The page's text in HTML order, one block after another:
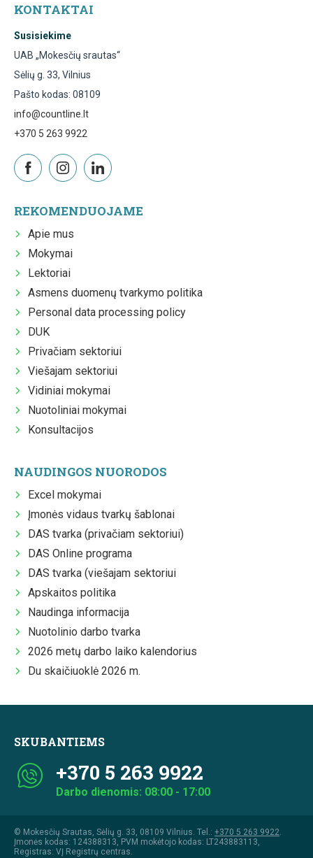
KONTAKTAI
Susisiekime
UAB „Mokesčių srautas“
Sėlių g. 33, Vilnius
Pašto kodas: 08109
info@countline.lt
+370 5 263 9922
REKOMENDUOJAME
Apie mus
Mokymai
Lektoriai
Asmens duomenų tvarkymo politika
Personal data processing policy
DUK
Privačiam sektoriui
Viešajam sektoriui
Vidiniai mokymai
Nuotoliniai mokymai
Konsultacijos
NAUDINGOS NUORODOS
Excel mokymai
Įmonės vidaus tvarkų šablonai
DAS tvarka (privačiam sektoriui)
DAS Online programa
DAS tvarka (viešajam sektoriui
Apskaitos politika
Naudinga informacija
Nuotolinio darbo tvarka
2026 metų darbo laiko kalendorius
Du skaičiuoklė 2026 m.
SKUBANTIEMS
+370 5 263 9922
Darbo dienomis: 08:00 - 17:00
© Mokesčių Srautas, Sėlių g. 33, 08109 Vilnius. Tel.: +370 5 263 9922
Įmonės kodas: 124388313, PVM mokėtojo kodas: LT243883113,
Registras: VĮ Registrų centras.